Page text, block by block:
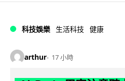
科技娛樂 生活科技 健康
arthur 17 小時